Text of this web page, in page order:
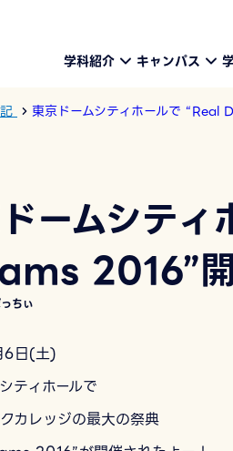
学科紹介 キャンパス
東京ドームシティホールで “Real
ームシテ
2016”
ちぃ
日(土)
ティホールで
カレッジの最大の祭典